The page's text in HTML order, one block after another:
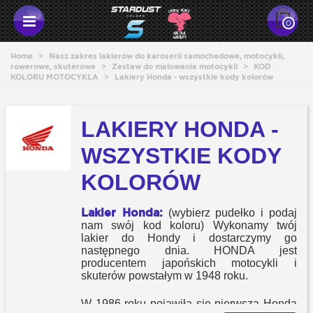
0
Home >
Nasz zakres lakierów do karoserii samochedowe, motocykli,
rowerowe, skuterowe
> Zestaw do malowania motocykli >
KOD
KOLORU MOTOCYKLA
> Lakiery Honda - wszystkie kody kolorów
LAKIERY HONDA -
WSZYSTKIE KODY
KOLORÓW
Lakier Honda:(wybierz pudełko i podaj
nam swój kod koloru) Wykonamy twój
lakier do Hondy i dostarczymy go
następnego dnia. HONDA jest
producentem japońskich motocykli i
skuterów powstałym w 1948 roku.
W 1986 roku pojawiła się pierwsza Honda